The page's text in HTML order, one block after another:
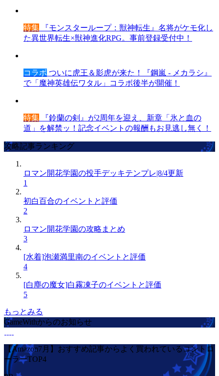
特集 『モンスターループ：獣神転生』名将がケモ化し
た異世界転生×獣神進化RPG。事前登録受付中！
コラボ ついに虎王＆影虎が来た！『鋼嵐 - メカラシ』
で「魔神英雄伝ワタル」コラボ後半が開催！
特集 『鈴蘭の剣』が2周年を迎え、新章「氷と血の
道」を解禁ッ！記念イベントの報酬もお見逃し無く！
攻略記事ランキング
ロマン開花学園の投手デッキテンプレ|8/4更新
1
初白百合のイベントと評価
2
ロマン開花学園の攻略まとめ
3
[水着]泡瀬満里南のイベントと評価
4
[白塵の魔女]白霧凍子のイベントと評価
5
もっとみる
GameWithからのお知らせ
【Amazon7月】おすすめ記事からよく買われているコントロ
ーラーTOP4